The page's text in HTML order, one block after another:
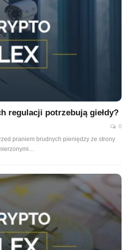
regulacji potrzebują giełdy?
0
praniem brudnych pieniędzy ze strony
…